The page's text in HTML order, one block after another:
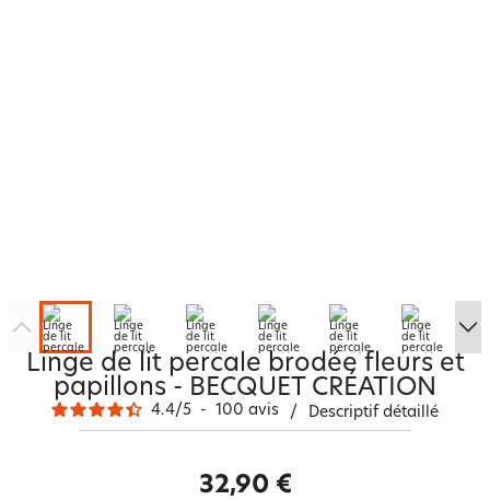
Linge de lit percale brodée fleurs et
papillons - BECQUET CRÉATION
4.4/5 - 100 avis / Descriptif détaillé
32,90 €